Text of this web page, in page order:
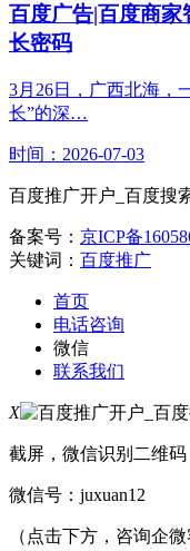
百度广告|百度商
长密码
3月26日，广西北海，
长”的深…
时间：2026-07-03
百度推广开户_百度搜
备案号： 京ICP备
关键词： 百度推广
首页
电话咨询
微信
联系我们
X
截屏，微信识别二维码
微信号： juxuan12
（点击下方，咨询企微